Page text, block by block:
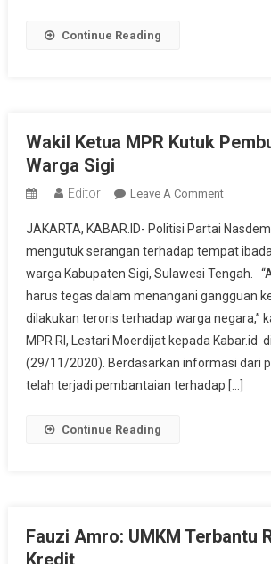
Continue Reading
Wakil Ketua MPR Kutuk
Warga Sigi
Editor Leave A CommentOn
Ketua
MPR
Kutuk
Warga
Sigi
JAKARTA, KABAR.ID- Politisi Partai
mengutuk serangan terhadap tempat
warga Kabupaten Sigi, Sulawesi Tengah.
harus tegas dalam menangani gangguan
dilakukan teroris terhadap warga negara,”
MPR RI, Lestari Moerdijat kepada Kabar.id
(29/11/2020). Berdasarkan informasi dari
telah terjadi pembantaian terhadap […]
Continue Reading
Fauzi Amro: UMKM Terbantu
Kredit